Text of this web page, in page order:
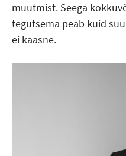
muutmist. Seega
tegutsema peab kuid
ei kaasne.